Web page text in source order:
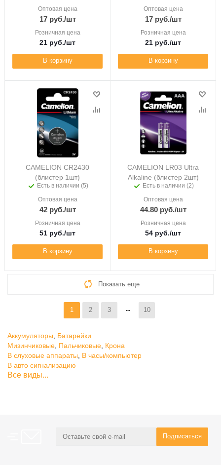
Оптовая цена
17руб./шт
Розничная цена
21 руб./шт
В корзину
Оптовая цена
17руб./шт
Розничная цена
21 руб./шт
В корзину
CAMELION CR2430
(блистер 1шт)
Есть в наличии (5)
Оптовая цена
42руб./шт
Розничная цена
51 руб./шт
В корзину
CAMELION LR03 Ultra
Alkaline (блистер 2шт)
Есть в наличии (2)
Оптовая цена
44.80руб./шт
Розничная цена
54 руб./шт
В корзину
Показать еще
1 2 3 10
Аккумуляторы
Батарейки
Мизинчиковые Пальчиковые Крона
В слуховые аппараты
В часы/компьютер
В авто сигнализацию
Все виды...